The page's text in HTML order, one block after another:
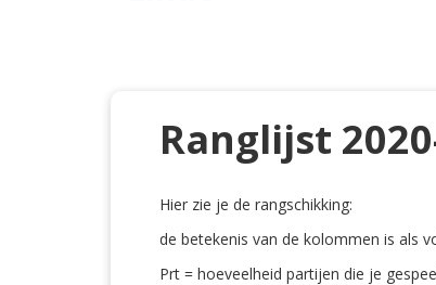
Ranglijst
Hier zie je de rangschikking:
de betekenis van de kolommen is als
Prt = hoeveelheid partijen die je